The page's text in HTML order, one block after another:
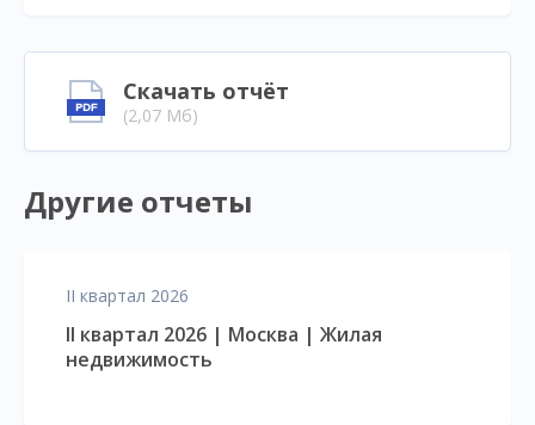
Скачать отчёт
(2,07 Мб)
Другие отчеты
II квартал 2026
II квартал 2026 | Москва | Жилая
недвижимость